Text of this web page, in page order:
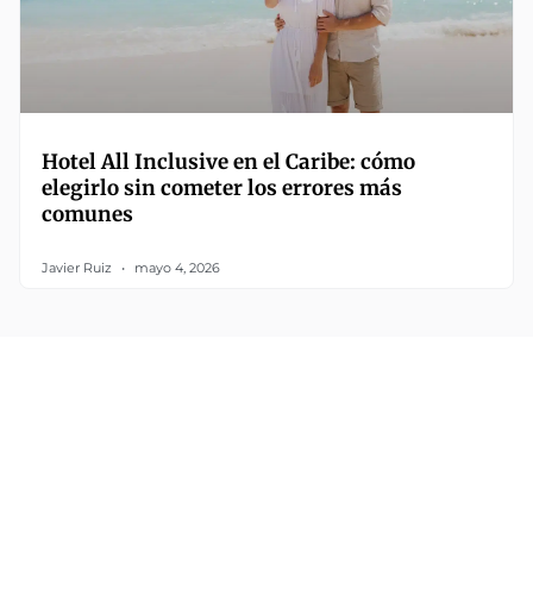
Hotel All Inclusive en el Caribe: cómo
elegirlo sin cometer los errores más
comunes
Javier Ruiz mayo 4, 2026